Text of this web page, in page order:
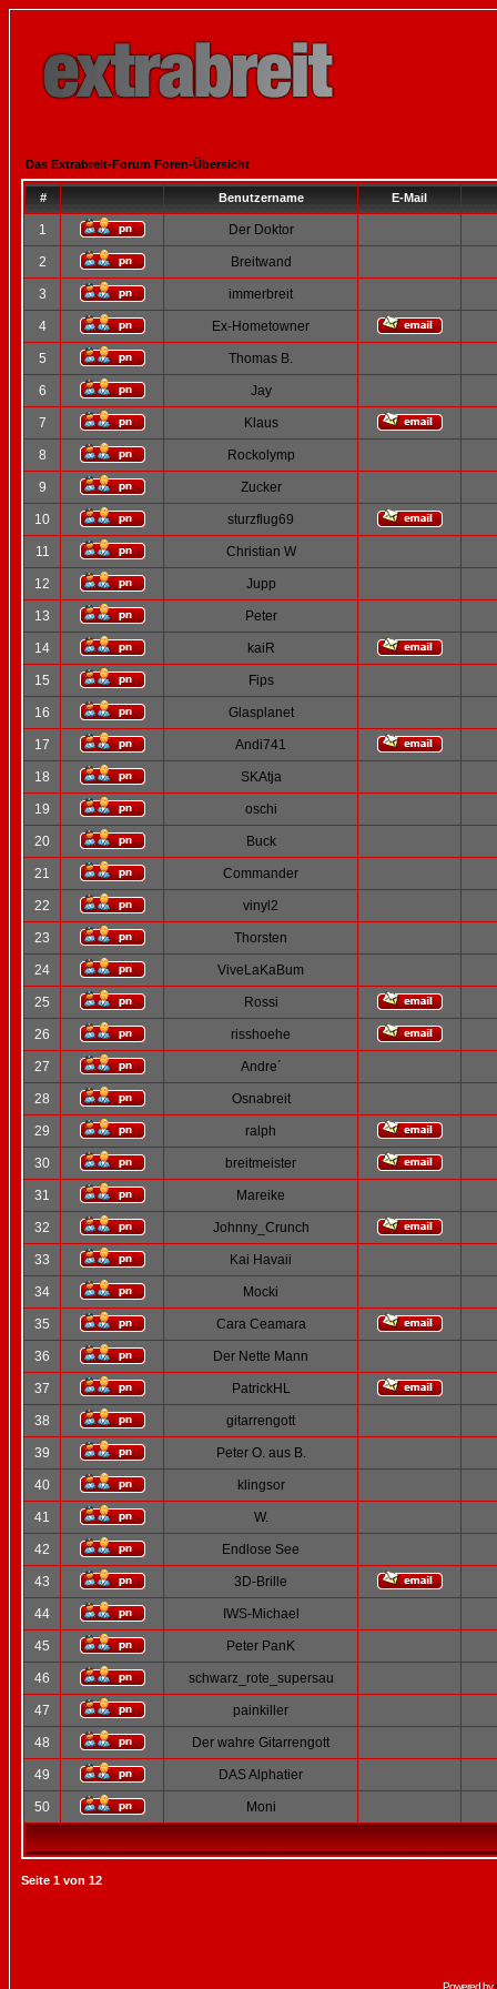
Das Extrabreit-Forum Foren-Übersicht
# Benutzername E-Mail
1 Der Doktor
2 Breitwand
3 immerbreit
4 Ex-Hometowner
5 Thomas B.
6 Jay
7 Klaus
8 Rockolymp
9 Zucker
10 sturzflug69
11 Christian W
12 Jupp
13 Peter
14 kaiR
15 Fips
16 Glasplanet
17 Andi741
18 SKAtja
19 oschi
20 Buck
21 Commander
22 vinyl2
23 Thorsten
24 ViveLaKaBum
25 Rossi
26 risshoehe
27 Andre´
28 Osnabreit
29 ralph
30 breitmeister
31 Mareike
32 Johnny_Crunch
33 Kai Havaii
34 Mocki
35 Cara Ceamara
36 Der Nette Mann
37 PatrickHL
38 gitarrengott
39 Peter O. aus B.
40 klingsor
41 W.
42 Endlose See
43 3D-Brille
44 IWS-Michael
45 Peter PanK
46 schwarz_rote_supersau
47 painkiller
48 Der wahre Gitarrengott
49 DAS Alphatier
50 Moni
Seite 1 von 12
Powered by